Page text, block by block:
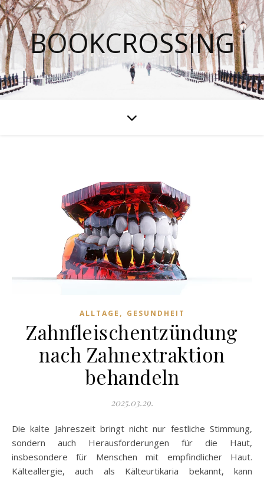
BOOKCROSSING
ALLTAGE , GESUNDHEIT
Zahnfleischentzündung
nach Zahnextraktion
behandeln
2025.03.29.
Die kalte Jahreszeit bringt nicht nur festliche Stimmung,
sondern auch Herausforderungen für die Haut,
insbesondere für Menschen mit empfindlicher Haut.
Kälteallergie, auch als Kälteurtikaria bekannt, kann